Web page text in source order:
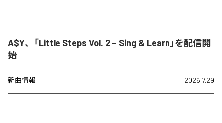
A$Y、「Little Steps Vol. 2 – Sing & Learn」を配信開
始
新曲情報 2026.7.29